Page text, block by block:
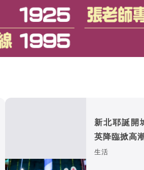
新北耶誕開
英降臨掀高
展演」點亮
生活